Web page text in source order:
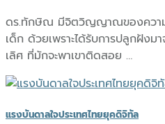
ดร.ทักษิณ มีจิตวิญญาณของความ
เด็ก ด้วยเพราะได้รับการปลูกฝังม
เลิศ ที่มักจะพาเขาติดสอย …
แรงบันดาลใจประเทศไทยยุคดิจิทัล